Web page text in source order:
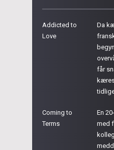
Addicted to
Love
Da
får
Coming to
Terms
En
med